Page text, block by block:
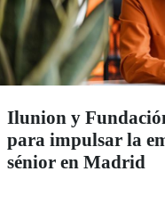
Ilunion y
para impulsar la
sénior en Madrid